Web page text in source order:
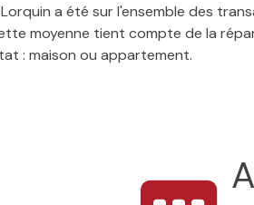
a été sur l'ensemble des
moyenne tient compte de la
: maison ou appartement.